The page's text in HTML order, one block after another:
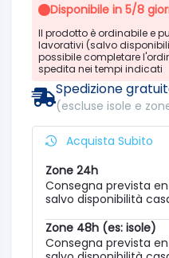
Disponibile in 5/8
Il prodotto è ordinabile e
lavorativi (salvo
possibile completare
spedita nei tempi indicati
Spedizione
(escluse isole e
Acquista Subito
Zone 24h
Consegna prevista
salvo disponibilità
Zone 48h (es: isole)
Consegna prevista